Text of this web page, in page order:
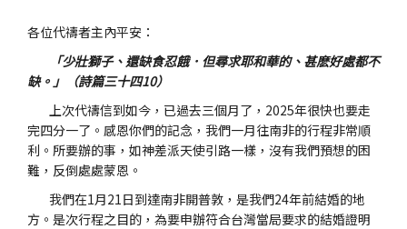
各位代禱者主內平安：
「少壯獅子、還缺食忍餓．但尋求耶和華的、甚麽好處都不
缺。」（詩篇三十四10）
上次代禱信到如今，已過去三個月了，2025年很快也要走
完四分一了。感恩你們的記念，我們一月往南非的行程非常順
利。所要辦的事，如神差派天使引路一樣，沒有我們預想的困
難，反倒處處蒙恩。
我們在1月21日到達南非開普敦，是我們24年前結婚的地
方。是次行程之目的，為要申辦符合台灣當局要求的結婚證明